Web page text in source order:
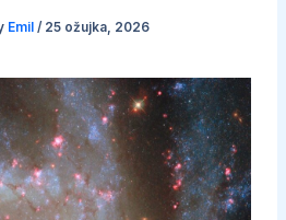
Emil / 25 ožujka, 2026